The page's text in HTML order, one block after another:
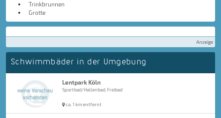
Trinkbrunnen
Grotte
Anzeige
Schwimmbäder in der Umgebung
Lentpark Köln
Sportbad/Hallenbad, Freibad
ca. 1 km entfernt